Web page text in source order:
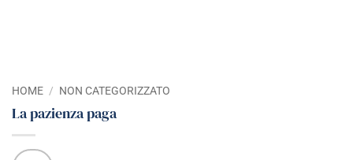
HOME / NON CATEGORIZZATO
La pazienza paga